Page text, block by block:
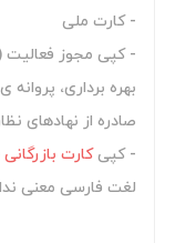
- کارت ملی
- کپی مجوز
بهره برداری،
صادره از نهادهای
- کپیکارت بازرگانی
لغت فارسی معنی